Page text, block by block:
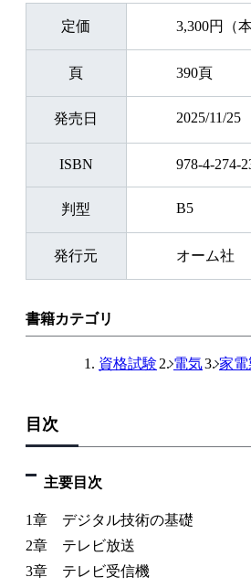
定価 3,300円（
頁 390頁
発売日 2025/11/25
ISBN 978-4-274-
判型 B5
発行元 オーム社
書籍カテゴリ
資格試験 電気 家電
目次
主要目次
1章 デジタル技術の基礎
2章 テレビ放送
3章 テレビ受信機